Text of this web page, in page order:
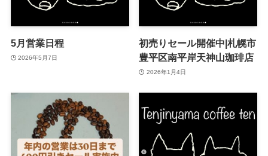
5月営業日程
2026年5月7日
初売りセール開催中|札幌市
豊平区南平岸天神山珈琲店
2026年1月4日